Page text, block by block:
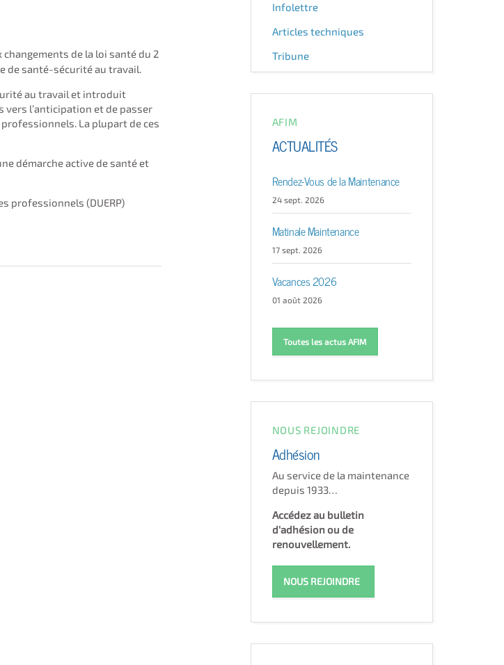
de la loi santé du 2
de santé-sécurité au travail.
au travail et introduit
l’anticipation et de passer
La plupart de ces
démarche active de santé et
professionnels (DUERP)
Infolettre
Articles techniques
Tribune
AFIM
ACTUALITÉS
Rendez-Vous de la Maintenance
24 sept. 2026
Matinale Maintenance
17 sept. 2026
Vacances 2026
01 août 2026
Toutes les actus AFIM
NOUS REJOINDRE
Adhésion
Au service de la maintenance
depuis 1933…
Accédez au bulletin
d'adhésion ou de
renouvellement.
NOUS REJOINDRE